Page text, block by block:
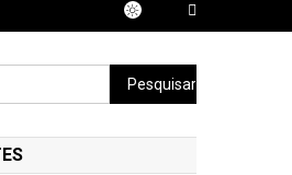
Pesquisar
por: